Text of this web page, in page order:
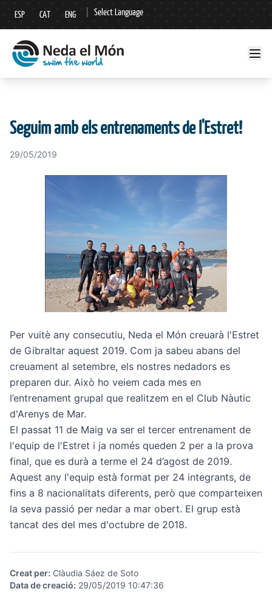
ESP CAT ENG Select Language
▼
Seguim amb els entrenaments de l'Estret!
29/05/2019
Per vuitè any consecutiu, Neda el Món creuarà l'Estret
de Gibraltar aquest 2019. Com ja sabeu abans del
creuament al setembre, els nostres nedadors es
preparen dur. Això ho veiem cada mes en
l’entrenament grupal que realitzem en el Club Nàutic
d'Arenys de Mar.
El passat 11 de Maig va ser el tercer entrenament de
l'equip de l'Estret i ja només queden 2 per a la prova
final, que es durà a terme el 24 d’agost de 2019.
Aquest any l'equip està format per 24 integrants, de
fins a 8 nacionalitats diferents, però que comparteixen
la seva passió per nedar a mar obert. El grup està
tancat des del mes d'octubre de 2018.
Creat per: Clàudia Sáez de Soto
Data de creació: 29/05/2019 10:47:36